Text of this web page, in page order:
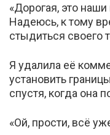
«Дорогая, это
Надеюсь, к тому
стыдиться своего
Я удалила её
установить
спустя, когда она
«Ой, прости, всё